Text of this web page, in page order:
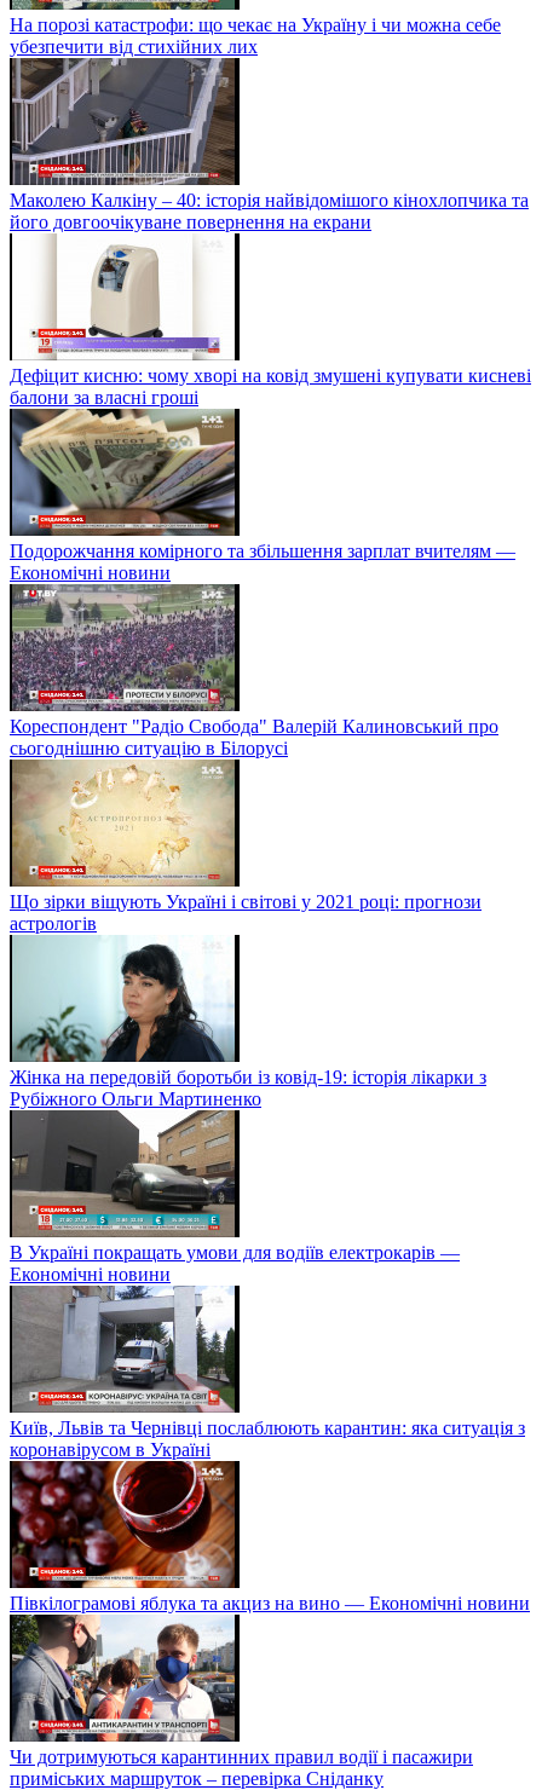
На порозі катастрофи: що чекає на Україну і чи можна себе
убезпечити від стихійних лих
Маколею Калкіну – 40: історія найвідомішого кінохлопчика та
його довгоочікуване повернення на екрани
Дефіцит кисню: чому хворі на ковід змушені купувати кисневі
балони за власні гроші
Подорожчання комірного та збільшення зарплат вчителям —
Економічні новини
Кореспондент "Радіо Свобода" Валерій Калиновський про
сьогоднішню ситуацію в Білорусі
Що зірки віщують Україні і світові у 2021 році: прогнози
астрологів
Жінка на передовій боротьби із ковід-19: історія лікарки з
Рубіжного Ольги Мартиненко
В Україні покращать умови для водіїв електрокарів —
Економічні новини
Київ, Львів та Чернівці послаблюють карантин: яка ситуація з
коронавірусом в Україні
Півкілограмові яблука та акциз на вино — Економічні новини
Чи дотримуються карантинних правил водії і пасажири
приміських маршруток – перевірка Сніданку